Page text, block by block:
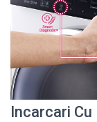
Incarcari